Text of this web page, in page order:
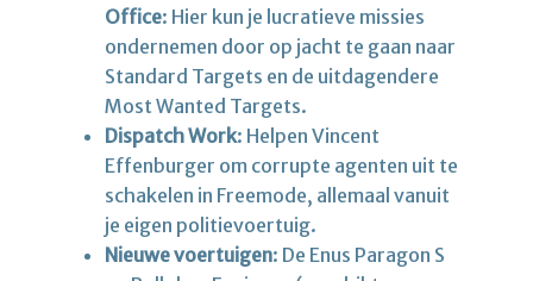
Office: Hier kun je lucratieve missies
ondernemen door op jacht te gaan naar
Standard Targets en de uitdagendere
Most Wanted Targets.
Dispatch Work: Helpen Vincent
Effenburger om corrupte agenten uit te
schakelen in Freemode, allemaal vanuit
je eigen politievoertuig.
Nieuwe voertuigen: De Enus Paragon S